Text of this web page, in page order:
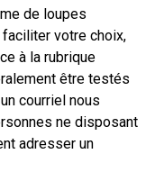
de loupes
votre choix,
à la rubrique
être testés
courriel nous
ne disposant
adresser un